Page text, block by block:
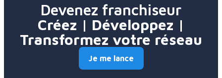
Devenez franchiseur
Créez | Développez |
Transformez votre réseau
Je me lance